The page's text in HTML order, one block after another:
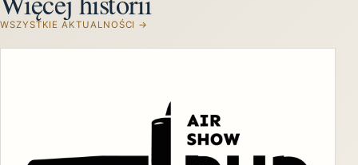
WSZYSTKIE AKTUALNOŚCI →